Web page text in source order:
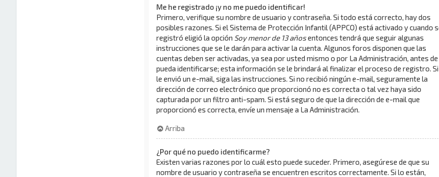
Me he registrado ¡y no me puedo identificar!
Primero, verifique su nombre de usuario y contraseña. Si todo está correcto, hay dos
posibles razones. Si el Sistema de Protección Infantil (APPCO) está activado y cuando
registró eligió la opción Soy menor de 13 añosentonces tendrá que seguir algunas
instrucciones que se le darán para activar la cuenta. Algunos foros disponen que las
cuentas deben ser activadas, ya sea por usted mismo o por La Administración, antes de
pueda identificarse; esta información se le brindará al finalizar el proceso de registro.
le envió un e-mail, siga las instrucciones. Si no recibió ningún e-mail, seguramente la
dirección de correo electrónico que proporcionó no es correcta o tal vez haya sido
capturada por un filtro anti-spam. Si está seguro de que la dirección de e-mail que
proporcionó es correcta, envíe un mensaje a La Administración.
Arriba
¿Por qué no puedo identificarme?
Existen varias razones por lo cuál esto puede suceder. Primero, asegúrese de que su
nombre de usuario y contraseña se encuentren escritos correctamente. Si lo están,